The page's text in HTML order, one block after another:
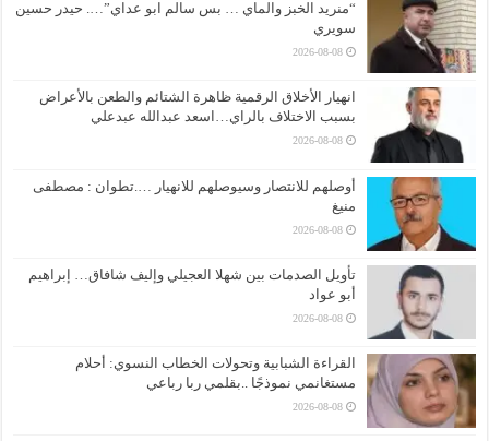
“منريد الخبز والماي … بس سالم ابو عداي”…. حيدر حسين
سويري
2026-08-08
انهيار الأخلاق الرقمية ظاهرة الشتائم والطعن بالأعراض
بسبب الاختلاف بالراي…اسعد عبدالله عبدعلي
2026-08-08
أوصلهم للانتصار وسيوصلهم للانهيار ….تطوان : مصطفى
منيغ
2026-08-08
تأويل الصدمات بين شهلا العجيلي وإليف شافاق… إبراهيم
أبو عواد
2026-08-08
القراءة الشبابية وتحولات الخطاب النسوي: أحلام
مستغانمي نموذجًا ..بقلمي ربا رباعي
2026-08-08